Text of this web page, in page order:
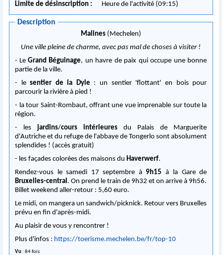
Limite de désinscription :
Heure de l'activité (09:15)
Description
Malines(Mechelen)
Une ville pleine de charme, avec pas mal de choses à visiter !
- LeGrand Béguinage, un havre de paix qui occupe une bonne
partie de la ville.
- lesentier de la Dyle : un sentier 'flottant' en bois pour
parcourir la rivière à pied !
- la tour Saint-Rombaut, offrant une vue imprenable sur toute la
région.
- les jardins/cours intérieures du Palais de Marguerite
d'Autriche et du refuge de l'abbaye de Tongerlo sont absolument
splendides ! (accès gratuit)
- les façades colorées des maisons du Haverwerf.
Rendez-vous le samedi 17 septembre à9h15 à la Gare de
Bruxelles-central . On prend le train de 9h32 et on arrive à 9h56.
Billet weekend aller-retour : 5,60 euro.
Le midi, on mangera un sandwich/picknick. Retour vers Bruxelles
prévu en fin d'après-midi.
Au plaisir de vous y rencontrer !
Plus d'infos : https://toerisme.mechelen.be/fr/top-10
Vu : 84 fois